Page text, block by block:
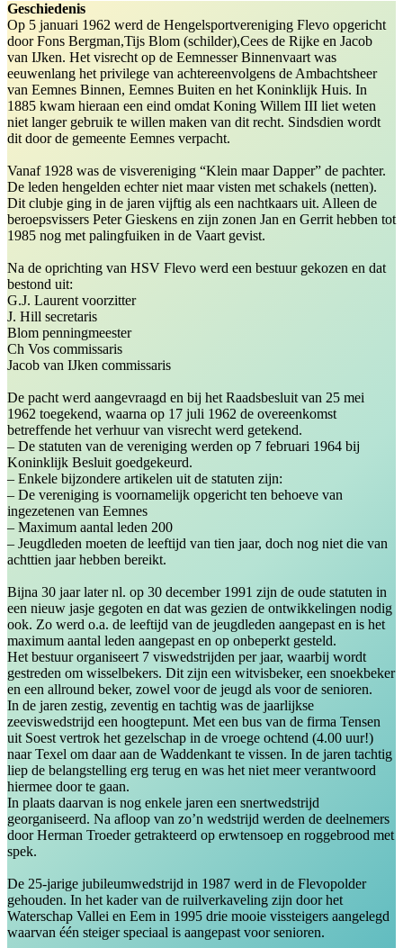
Geschiedenis
Op 5 januari 1962 werd de Hengelsportvereniging Flevo opgericht
door Fons Bergman,Tijs Blom (schilder),Cees de Rijke en Jacob
van IJken. Het visrecht op de Eemnesser Binnenvaart was
eeuwenlang het privilege van achtereenvolgens de Ambachtsheer
van Eemnes Binnen, Eemnes Buiten en het Koninklijk Huis. In
1885 kwam hieraan een eind omdat Koning Willem III liet weten
niet langer gebruik te willen maken van dit recht. Sindsdien wordt
dit door de gemeente Eemnes verpacht.
Vanaf 1928 was de visvereniging “Klein maar Dapper” de pachter.
De leden hengelden echter niet maar visten met schakels (netten).
Dit clubje ging in de jaren vijftig als een nachtkaars uit. Alleen de
beroepsvissers Peter Gieskens en zijn zonen Jan en Gerrit hebben tot
1985 nog met palingfuiken in de Vaart gevist.
Na de oprichting van HSV Flevo werd een bestuur gekozen en dat
bestond uit:
G.J. Laurent voorzitter
J. Hill secretaris
Blom penningmeester
Ch Vos commissaris
Jacob van IJken commissaris
De pacht werd aangevraagd en bij het Raadsbesluit van 25 mei
1962 toegekend, waarna op 17 juli 1962 de overeenkomst
betreffende het verhuur van visrecht werd getekend.
– De statuten van de vereniging werden op 7 februari 1964 bij
Koninklijk Besluit goedgekeurd.
– Enkele bijzondere artikelen uit de statuten zijn:
– De vereniging is voornamelijk opgericht ten behoeve van
ingezetenen van Eemnes
– Maximum aantal leden 200
– Jeugdleden moeten de leeftijd van tien jaar, doch nog niet die van
achttien jaar hebben bereikt.
Bijna 30 jaar later nl. op 30 december 1991 zijn de oude statuten in
een nieuw jasje gegoten en dat was gezien de ontwikkelingen nodig
ook. Zo werd o.a. de leeftijd van de jeugdleden aangepast en is het
maximum aantal leden aangepast en op onbeperkt gesteld.
Het bestuur organiseert 7 viswedstrijden per jaar, waarbij wordt
gestreden om wisselbekers. Dit zijn een witvisbeker, een snoekbeker
en een allround beker, zowel voor de jeugd als voor de senioren.
In de jaren zestig, zeventig en tachtig was de jaarlijkse
zeeviswedstrijd een hoogtepunt. Met een bus van de firma Tensen
uit Soest vertrok het gezelschap in de vroege ochtend (4.00 uur!)
naar Texel om daar aan de Waddenkant te vissen. In de jaren tachtig
liep de belangstelling erg terug en was het niet meer verantwoord
hiermee door te gaan.
In plaats daarvan is nog enkele jaren een snertwedstrijd
georganiseerd. Na afloop van zo’n wedstrijd werden de deelnemers
door Herman Troeder getrakteerd op erwtensoep en roggebrood met
spek.
De 25-jarige jubileumwedstrijd in 1987 werd in de Flevopolder
gehouden. In het kader van de ruilverkaveling zijn door het
Waterschap Vallei en Eem in 1995 drie mooie vissteigers aangelegd
waarvan één steiger speciaal is aangepast voor senioren.